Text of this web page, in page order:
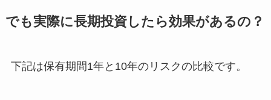
でも実際に長期投資したら効果があるの？
下記は保有期間1年と10年のリスクの比較です。